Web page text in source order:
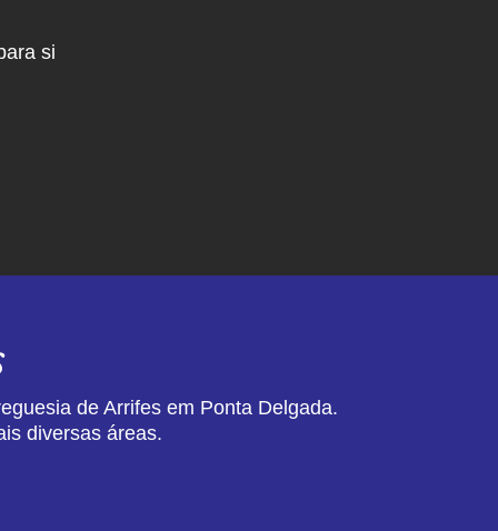
si
de Arrifes em Ponta Delgada.
diversas áreas.